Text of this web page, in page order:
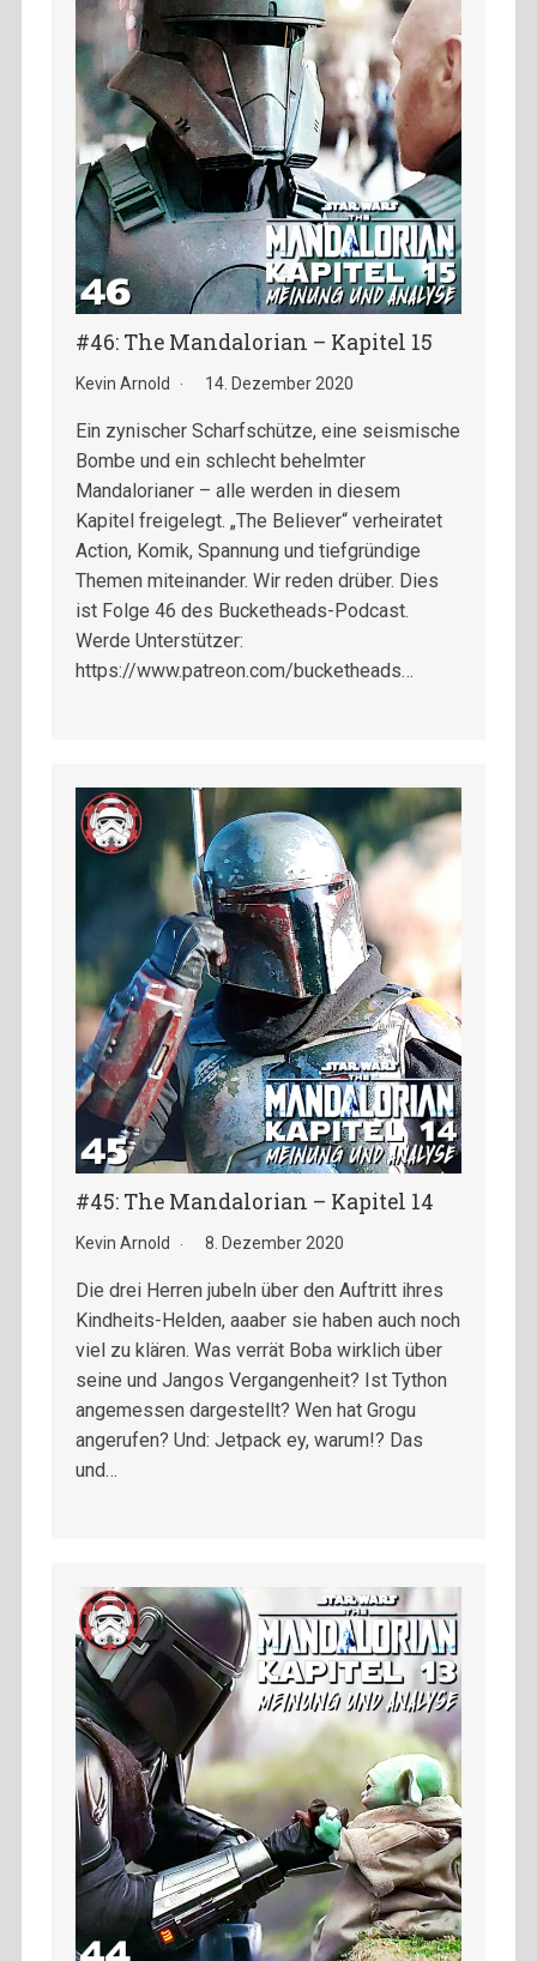
#46: The Mandalorian – Kapitel 15
Kevin Arnold 14. Dezember 2020
Ein zynischer Scharfschütze, eine seismische
Bombe und ein schlecht behelmter
Mandalorianer – alle werden in diesem
Kapitel freigelegt. „The Believer“ verheiratet
Action, Komik, Spannung und tiefgründige
Themen miteinander. Wir reden drüber. Dies
ist Folge 46 des Bucketheads-Podcast.
Werde Unterstützer:
https://www.patreon.com/bucketheads…
#45: The Mandalorian – Kapitel 14
Kevin Arnold 8. Dezember 2020
Die drei Herren jubeln über den Auftritt ihres
Kindheits-Helden, aaaber sie haben auch noch
viel zu klären. Was verrät Boba wirklich über
seine und Jangos Vergangenheit? Ist Tython
angemessen dargestellt? Wen hat Grogu
angerufen? Und: Jetpack ey, warum!? Das
und…